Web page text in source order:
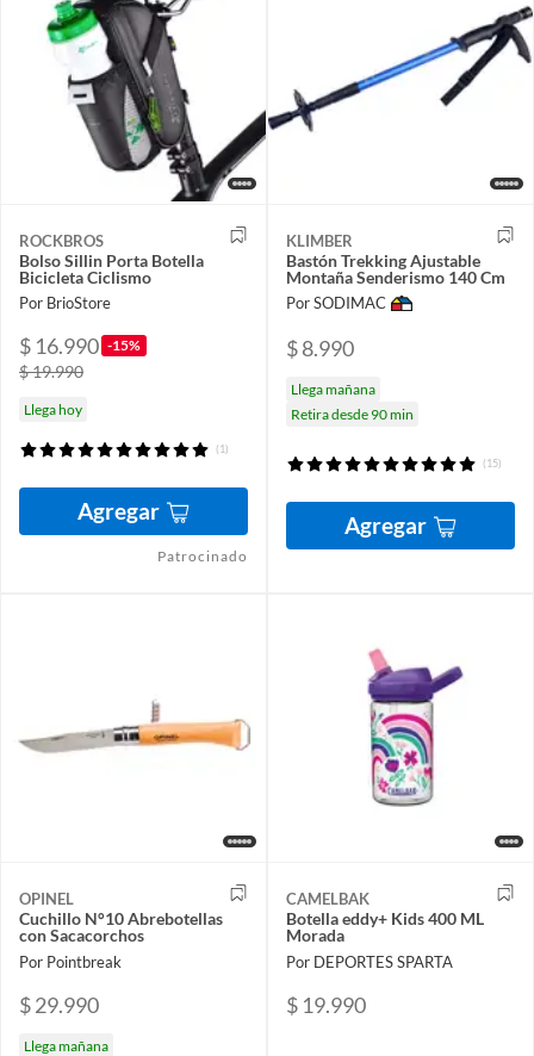
ROCKBROS
Bolso Sillin Porta Botella
Bicicleta Ciclismo
Por BrioStore
$ 16.990 -15%
$ 19.990
Llega hoy
(1)
Agregar
Patrocinado
KLIMBER
Bastón Trekking Ajustable
Montaña Senderismo 140 Cm
Por SODIMAC
$ 8.990
Llega mañana
Retira desde 90 min
(15)
Agregar
OPINEL
Cuchillo N°10 Abrebotellas
con Sacacorchos
Por Pointbreak
$ 29.990
Llega mañana
CAMELBAK
Botella eddy+ Kids 400 ML
Morada
Por DEPORTES SPARTA
$ 19.990